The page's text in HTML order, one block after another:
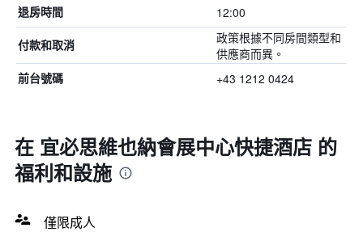
退房時間 12:00
付款和取消
政策根據不同房間類型和
供應商而異。
前台號碼 +43 1212 0424
在 宜必思維也納會展中心快捷酒店 的
福利和設施
僅限成人